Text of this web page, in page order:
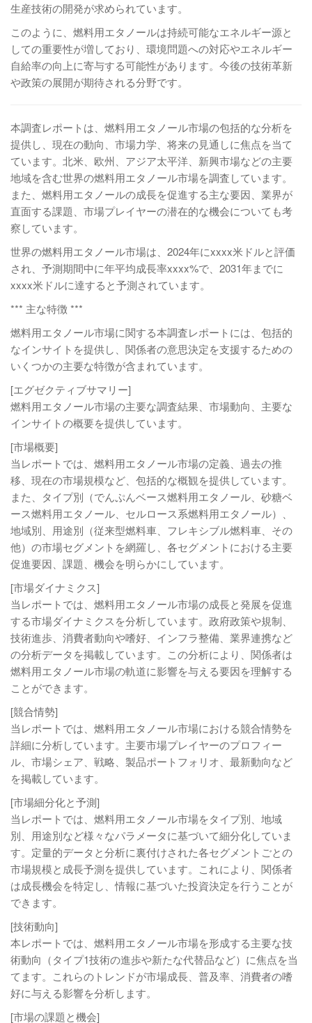
生産技術の開発が求められています。
このように、燃料用エタノールは持続可能なエネルギー源と
しての重要性が増しており、環境問題への対応やエネルギー
自給率の向上に寄与する可能性があります。今後の技術革新
や政策の展開が期待される分野です。
本調査レポートは、燃料用エタノール市場の包括的な分析を
提供し、現在の動向、市場力学、将来の見通しに焦点を当て
ています。北米、欧州、アジア太平洋、新興市場などの主要
地域を含む世界の燃料用エタノール市場を調査しています。
また、燃料用エタノールの成長を促進する主な要因、業界が
直面する課題、市場プレイヤーの潜在的な機会についても考
察しています。
世界の燃料用エタノール市場は、2024年にxxxx米ドルと評価
され、予測期間中に年平均成長率xxxx%で、2031年までに
xxxx米ドルに達すると予測されています。
*** 主な特徴 ***
燃料用エタノール市場に関する本調査レポートには、包括的
なインサイトを提供し、関係者の意思決定を支援するための
いくつかの主要な特徴が含まれています。
[エグゼクティブサマリー]
燃料用エタノール市場の主要な調査結果、市場動向、主要な
インサイトの概要を提供しています。
[市場概要]
当レポートでは、燃料用エタノール市場の定義、過去の推
移、現在の市場規模など、包括的な概観を提供しています。
また、タイプ別（でんぷんベース燃料用エタノール、砂糖ベ
ース燃料用エタノール、セルロース系燃料用エタノール）、
地域別、用途別（従来型燃料車、フレキシブル燃料車、その
他）の市場セグメントを網羅し、各セグメントにおける主要
促進要因、課題、機会を明らかにしています。
[市場ダイナミクス]
当レポートでは、燃料用エタノール市場の成長と発展を促進
する市場ダイナミクスを分析しています。政府政策や規制、
技術進歩、消費者動向や嗜好、インフラ整備、業界連携など
の分析データを掲載しています。この分析により、関係者は
燃料用エタノール市場の軌道に影響を与える要因を理解する
ことができます。
[競合情勢]
当レポートでは、燃料用エタノール市場における競合情勢を
詳細に分析しています。主要市場プレイヤーのプロフィー
ル、市場シェア、戦略、製品ポートフォリオ、最新動向など
を掲載しています。
[市場細分化と予測]
当レポートでは、燃料用エタノール市場をタイプ別、地域
別、用途別など様々なパラメータに基づいて細分化していま
す。定量的データと分析に裏付けされた各セグメントごとの
市場規模と成長予測を提供しています。これにより、関係者
は成長機会を特定し、情報に基づいた投資決定を行うことが
できます。
[技術動向]
本レポートでは、燃料用エタノール市場を形成する主要な技
術動向（タイプ1技術の進歩や新たな代替品など）に焦点を当
てます。これらのトレンドが市場成長、普及率、消費者の嗜
好に与える影響を分析します。
[市場の課題と機会]